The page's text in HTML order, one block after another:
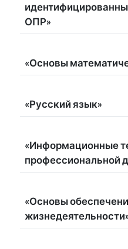
ОПР»
«Основы
«Русский язык»
«Информационные
профессиональной
«Основы